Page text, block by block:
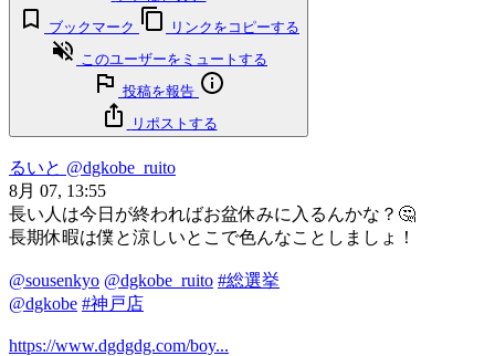
ブックマーク
リンクをコピーする
このユーザーをミュートする
投稿を報告
リポストする
るいと @dgkobe_ruito
8月 07, 13:55
長い人は今日が終わればお盆休みに入るんかな？🤔
長期休暇は僕と涼しいとこで色んなことしましょ！
@sousenkyo @dgkobe_ruito #総選挙
@dgkobe #神戸店
https://www.dgdgdg.com/boy...